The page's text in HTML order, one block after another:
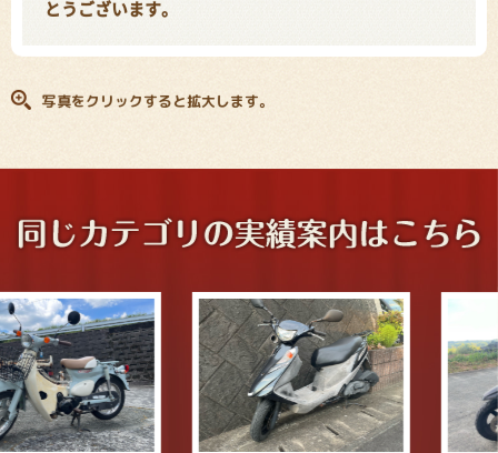
とうございます。
写真をクリックすると拡大します。